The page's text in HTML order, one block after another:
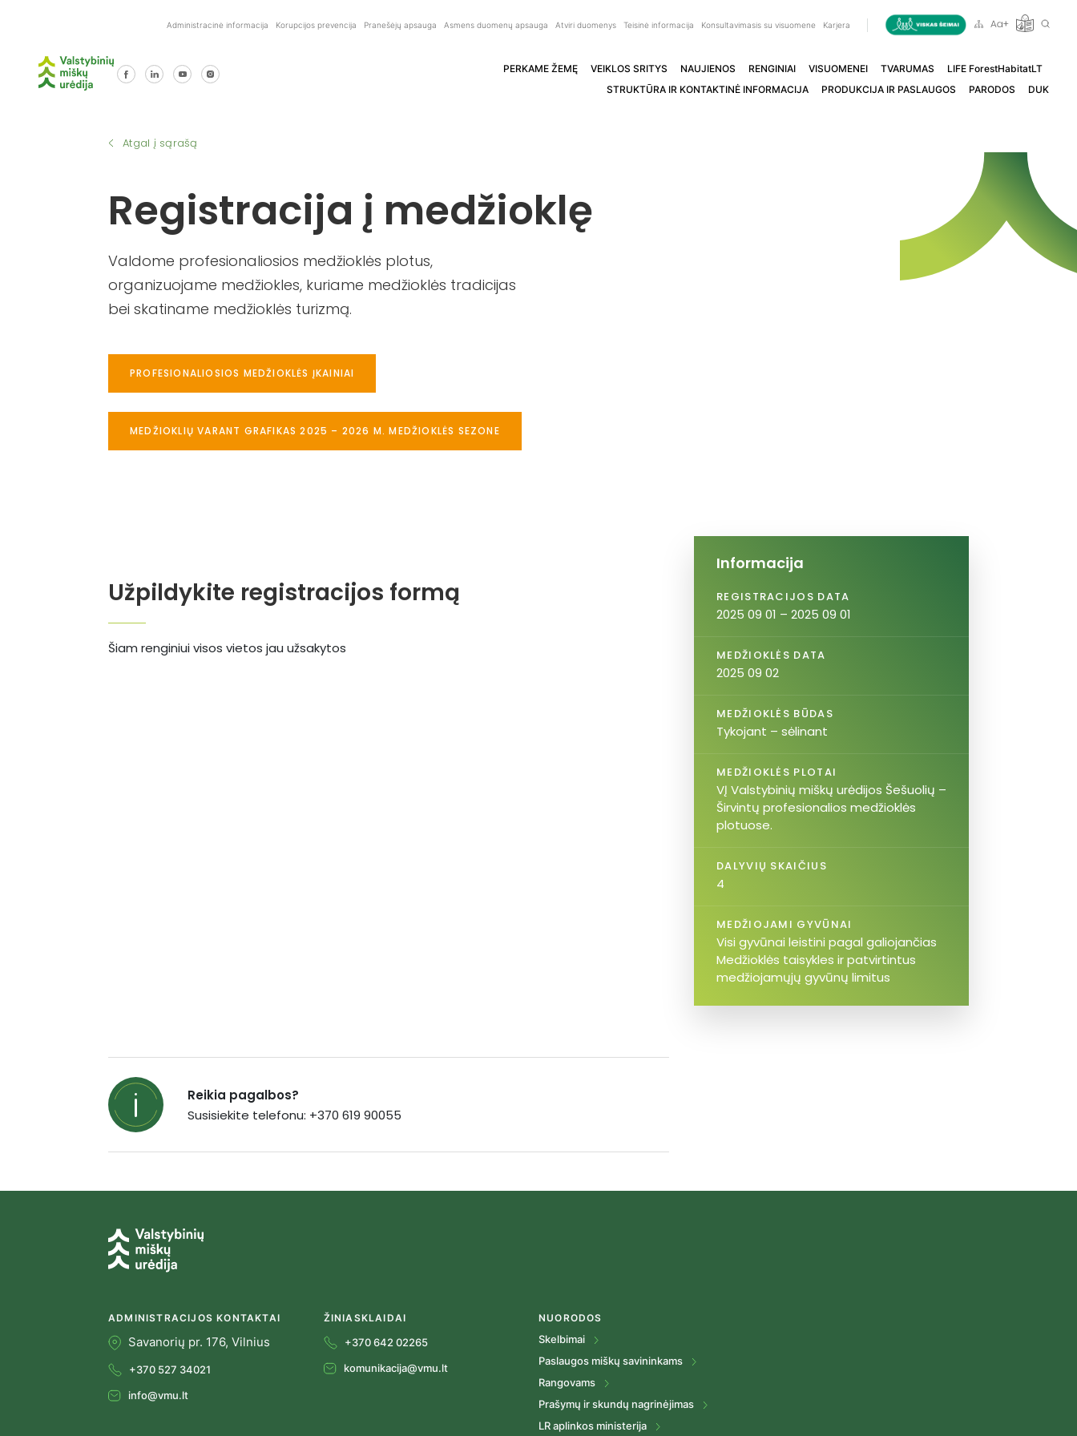
Administracinė informacija Korupcijos prevencija Pranešėjų apsauga Asmens duomenų apsauga Atviri duomenys Teisinė informacija Konsultavimasis su visuomene Karjera
PERKAME ŽEMĘ VEIKLOS SRITYS NAUJIENOS RENGINIAI VISUOMENEI TVARUMAS
LIFE ForestHabitatLT
STRUKTŪRA IR KONTAKTINĖ INFORMACIJA
PRODUKCIJA IR PASLAUGOS PARODOS DUK
Atgal į sąrašą
Registracija į medžioklę
Valdome profesionaliosios medžioklės plotus,
organizuojame medžiokles, kuriame medžioklės tradicijas
bei skatiname medžioklės turizmą.
PROFESIONALIOSIOS MEDŽIOKLĖS ĮKAINIAI
MEDŽIOKLIŲ VARANT GRAFIKAS 2025 – 2026 M. MEDŽIOKLĖS SEZONE
Užpildykite registracijos formą
Šiam renginiui visos vietos jau užsakytos
Informacija
REGISTRACIJOS DATA
2025 09 01 – 2025 09 01
MEDŽIOKLĖS DATA
2025 09 02
MEDŽIOKLĖS BŪDAS
Tykojant – sėlinant
MEDŽIOKLĖS PLOTAI
VĮ Valstybinių miškų urėdijos Šešuolių –
Širvintų profesionalios medžioklės
plotuose.
DALYVIŲ SKAIČIUS
4
MEDŽIOJAMI GYVŪNAI
Visi gyvūnai leistini pagal galiojančias
Medžioklės taisykles ir patvirtintus
medžiojamųjų gyvūnų limitus
Reikia pagalbos?
Susisiekite telefonu: +370 619 90055
ADMINISTRACIJOS KONTAKTAI
Savanorių pr. 176, Vilnius
+370 527 34021
info@vmu.lt
ŽINIASKLAIDAI
+370 642 02265
komunikacija@vmu.lt
NUORODOS
Skelbimai
Paslaugos miškų savininkams
Rangovams
Prašymų ir skundų nagrinėjimas
LR aplinkos ministerija